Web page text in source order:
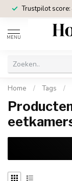
Trustpilot score:
MENU
Home / Tags /